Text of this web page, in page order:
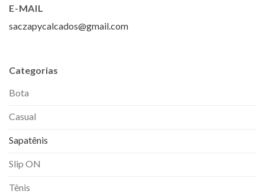
E-MAIL
saczapycalcados@gmail.com
Categorias
Bota
Casual
Sapatênis
Slip ON
Tênis